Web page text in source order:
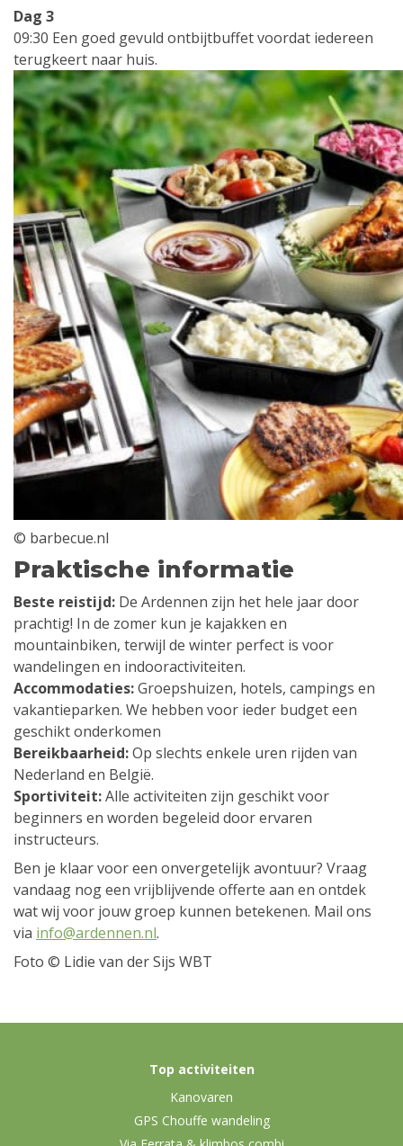
Dag 3
09:30 Een goed gevuld ontbijtbuffet voordat iedereen
terugkeert naar huis.
© barbecue.nl
Praktische informatie
Beste reistijd: De Ardennen zijn het hele jaar door
prachtig! In de zomer kun je kajakken en
mountainbiken, terwijl de winter perfect is voor
wandelingen en indooractiviteiten.
Accommodaties:Groepshuizen, hotels, campings en
vakantieparken. We hebben voor ieder budget een
geschikt onderkomen
Bereikbaarheid:Op slechts enkele uren rijden van
Nederland en België.
Sportiviteit:Alle activiteiten zijn geschikt voor
beginners en worden begeleid door ervaren
instructeurs.
Ben je klaar voor een onvergetelijk avontuur? Vraag
vandaag nog een vrijblijvende offerte aan en ontdek
wat wij voor jouw groep kunnen betekenen. Mail ons
via info@ardennen.nl.
Foto © Lidie van der Sijs WBT
Top activiteiten
Kanovaren
GPS Chouffe wandeling